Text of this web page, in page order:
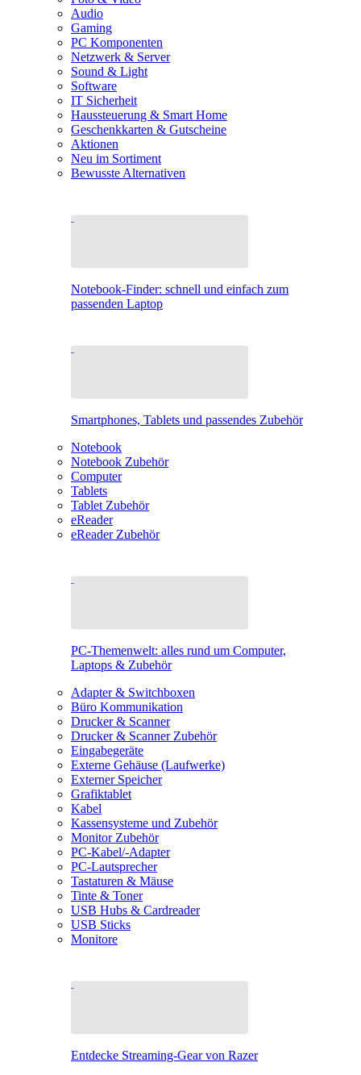
Audio
Gaming
PC Komponenten
Netzwerk & Server
Sound & Light
Software
IT Sicherheit
Haussteuerung & Smart Home
Geschenkkarten & Gutscheine
Aktionen
Neu im Sortiment
Bewusste Alternativen
Notebook-Finder: schnell und einfach zum
passenden Laptop
Smartphones, Tablets und passendes Zubehör
Notebook
Notebook Zubehör
Computer
Tablets
Tablet Zubehör
eReader
eReader Zubehör
PC-Themenwelt: alles rund um Computer,
Laptops & Zubehör
Adapter & Switchboxen
Büro Kommunikation
Drucker & Scanner
Drucker & Scanner Zubehör
Eingabegeräte
Externe Gehäuse (Laufwerke)
Externer Speicher
Grafiktablet
Kabel
Kassensysteme und Zubehör
Monitor Zubehör
PC-Kabel/-Adapter
PC-Lautsprecher
Tastaturen & Mäuse
Tinte & Toner
USB Hubs & Cardreader
USB Sticks
Monitore
Entdecke Streaming-Gear von Razer